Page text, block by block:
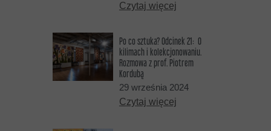
Czytaj więcej
Po co sztuka? Odcinek 21: O
kilimach i kolekcjonowaniu.
Rozmowa z prof. Piotrem
Kordubą
29 września 2024
Czytaj więcej